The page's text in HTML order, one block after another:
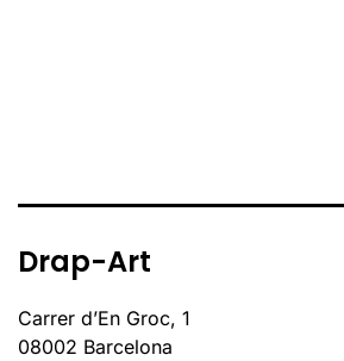
Drap-Art
Carrer d’En Groc, 1
08002 Barcelona